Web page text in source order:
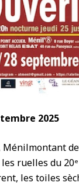
2025
Ménilmontant
ruelles du
les toiles